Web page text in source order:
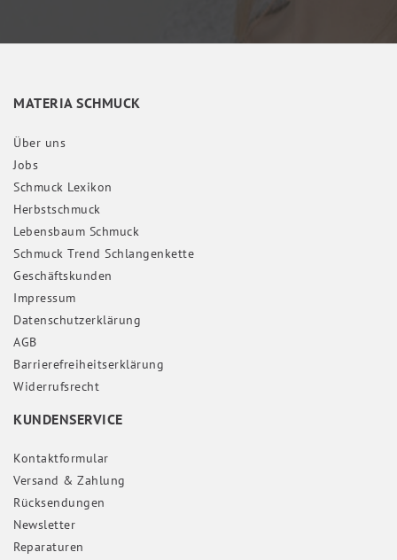
MATERIA SCHMUCK
Über uns
Jobs
Schmuck Lexikon
Herbstschmuck
Lebensbaum Schmuck
Schmuck Trend Schlangenkette
Geschäftskunden
Impressum
Daten­schutz­erklärung
AGB
Barrierefreiheitserklärung
Widerrufs­recht
KUNDENSERVICE
Kontaktformular
Versand & Zahlung
Rücksendungen
Newsletter
Reparaturen